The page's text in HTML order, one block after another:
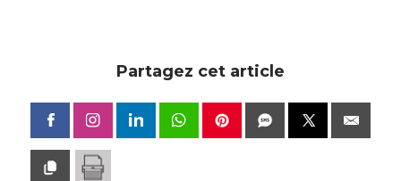
Partagez cet article